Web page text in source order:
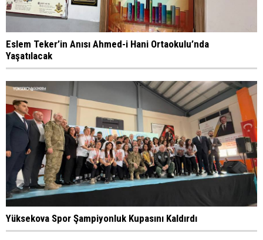
Eslem Teker’in Anısı Ahmed-i Hani Ortaokulu’nda
Yaşatılacak
Yüksekova Spor Şampiyonluk Kupasını Kaldırdı